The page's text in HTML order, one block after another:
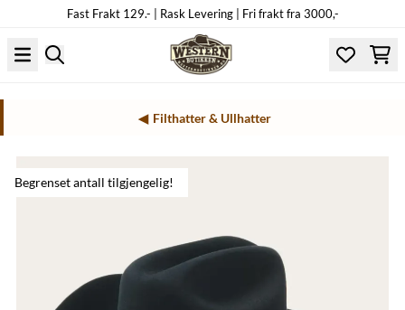
Hopp til innholdFast Frakt 129.- | Rask Levering | Fri frakt fra 3000,-
Filthatter & Ullhatter
Begrenset antall tilgjengelig!